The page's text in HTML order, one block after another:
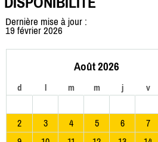
Dernière mise à jour :
19 février 2026
Août 2026
d l m m j v
2
3 4 5 6 7